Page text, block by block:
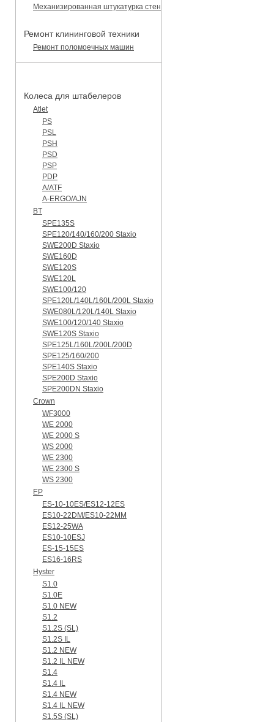
Механизированная штукатурка стен
Ремонт клининговой техники
Ремонт поломоечных машин
Колеса для штабелеров
Atlet
PS
PSL
PSH
PSD
PSP
PDP
A/ATF
A-ERGO/AJN
BT
SPE135S
SPE120/140/160/200 Staxio
SWE200D Staxio
SWE160D
SWE120S
SWE120L
SWE100/120
SPE120L/140L/160L/200L Staxio
SWE080L/120L/140L Staxio
SWE100/120/140 Staxio
SWE120S Staxio
SPE125L/160L/200L/200D
SPE125/160/200
SPE140S Staxio
SPE200D Staxio
SPE200DN Staxio
Crown
WF3000
WE 2000
WE 2000 S
WS 2000
WE 2300
WE 2300 S
WS 2300
EP
ES-10-10ES/ES12-12ES
ES10-22DM/ES10-22MM
ES12-25WA
ES10-10ESJ
ES-15-15ES
ES16-16RS
Hyster
S1.0
S1.0E
S1.0 NEW
S1.2
S1.2S (SL)
S1.2S IL
S1.2 NEW
S1.2 IL NEW
S1.4
S1.4 IL
S1.4 NEW
S1.4 IL NEW
S1.5S (SL)